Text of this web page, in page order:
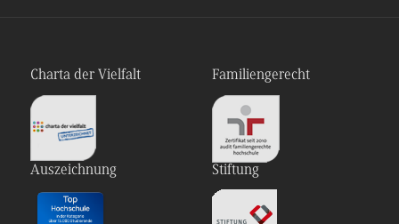
Charta der Vielfalt Familiengerecht
Auszeichnung Stiftung